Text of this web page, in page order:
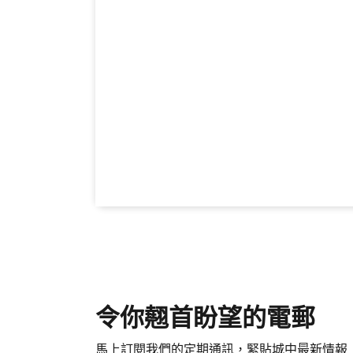
令你翹首盼望的電郵